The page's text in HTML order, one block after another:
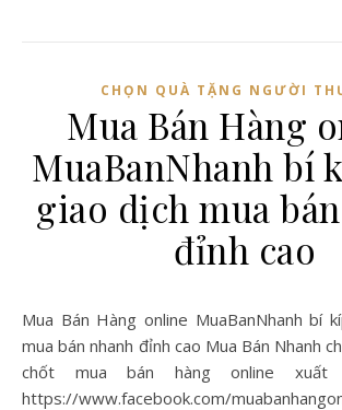
CHỌN QUÀ TẶNG NGƯỜI
Mua Bán Hàng
MuaBanNhanh bí
giao dịch mua
đỉnh cao
Mua Bán Hàng online MuaBanNhanh bí kíp chốt giao dịch
mua bán nhanh đỉnh cao Mua Bán Nhanh
chốt mua bán hàng online xuất
https://www.facebook.com/